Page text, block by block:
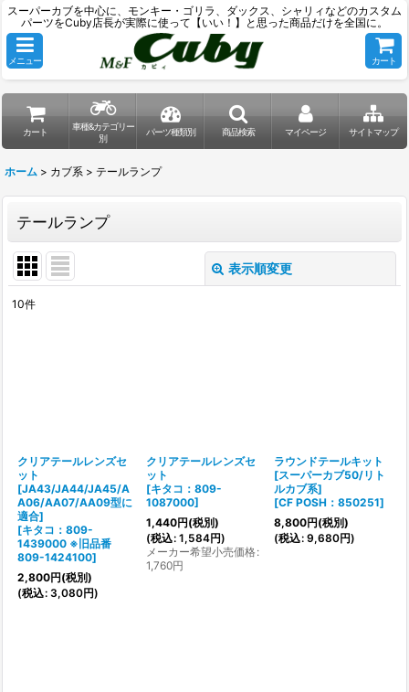
スーパーカブを中心に、モンキー・ゴリラ、ダックス、シャリィなどのカスタム
パーツをCuby店長が実際に使って【いい！】と思った商品だけを全国に。
メニュー カート
カート
車種&カテゴリー
別
パーツ種類別 商品検索 マイページ サイトマップ
ホーム > カブ系 > テールランプ
テールランプ
表示順変更
10件
クリアテールレンズセ
ット
[JA43/JA44/JA45/A
A06/AA07/AA09型に
適合]
[キタコ：809-
1439000 ※旧品番
809-1424100]
2,800円(税別)
(税込: 3,080円)
クリアテールレンズセ
ット
[キタコ：809-
1087000]
1,440円(税別)
(税込: 1,584円)
メーカー希望小売価格:
1,760円
ラウンドテールキット
[スーパーカブ50/リト
ルカブ系]
[CF POSH：850251]
8,800円(税別)
(税込: 9,680円)